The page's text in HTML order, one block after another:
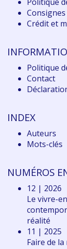
Crédit et
Politique
Contact
INDEX
Auteurs
Mots-clés
NUMÉROS
12 | 2026
Le vivre-
réalité
11 | 2025
Faire de